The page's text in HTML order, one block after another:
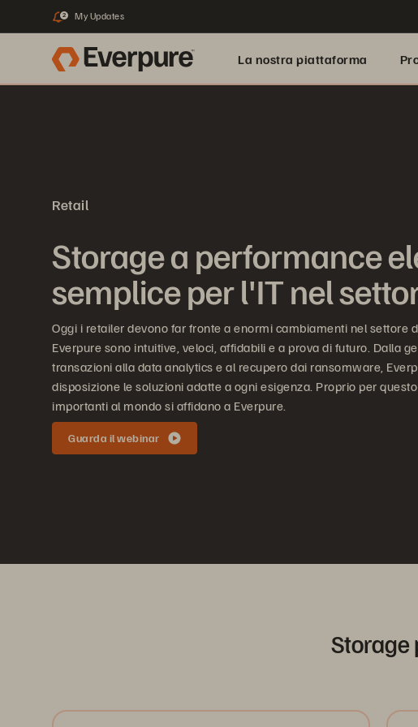
2 My Updates
La nostra piattaforma
Retail
Storage a performance
semplice per l'IT nel
Oggi i retailer devono far fronte a enormi cambiamenti nel settore
Everpure sono intuitive, veloci, affidabili e a prova di futuro. Dalla
transazioni alla data analytics e al recupero dai ransomware,
disposizione le soluzioni adatte a ogni esigenza. Proprio per
importanti al mondo si affidano a Everpure.
Guarda il webinar
Storage